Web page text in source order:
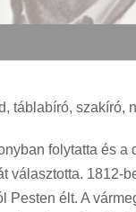
táblabíró, szakíró,
folytatta és a
választotta. 1812-
Pesten élt. A